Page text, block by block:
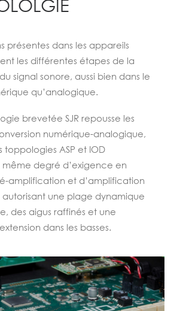
présentes dans les appareils
les différentes étapes de la
signal sonore, aussi bien dans le
qu’analogique.
brevetée SJR repousse les
numérique-analogique,
toppologies ASP et IOD
degré d’exigence en
amplification et d’amplification
autorisant une plage dynamique
des aigus raffinés et une
dans les basses.